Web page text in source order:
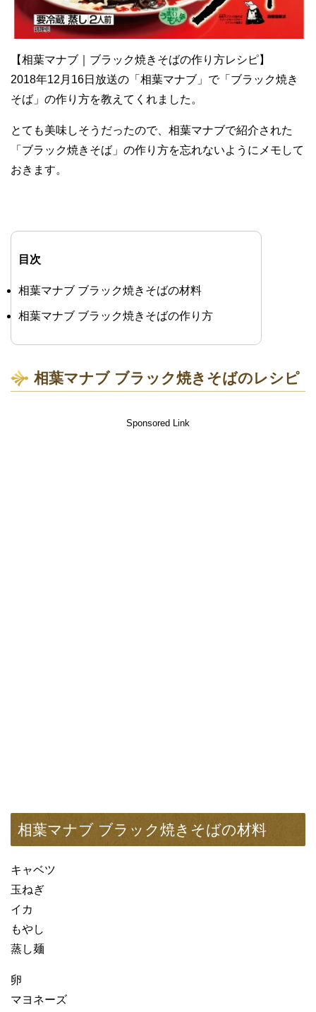
【相葉マナブ｜ブラック焼きそばの作り方レシピ】
2018年12月16日放送の「相葉マナブ」で「ブラック焼き
そば」の作り方を教えてくれました。
とても美味しそうだったので、相葉マナブで紹介された
「ブラック焼きそば」の作り方を忘れないようにメモして
おきます。
目次
相葉マナブ ブラック焼きそばの材料
相葉マナブ ブラック焼きそばの作り方
相葉マナブ ブラック焼きそばのレシピ
Sponsored Link
相葉マナブ ブラック焼きそばの材料
キャベツ
玉ねぎ
イカ
もやし
蒸し麺
卵
マヨネーズ